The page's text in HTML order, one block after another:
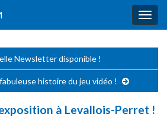
Newsletter disponible !
histoire du jeu vidéo !
à Levallois-Perret !